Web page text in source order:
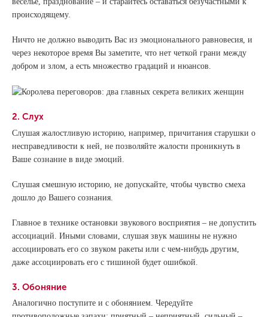
происходящему.
Ничто не должно выводить Вас из эмоционального равновесия, и
через некоторое время Вы заметите, что нет четкой грани между
добром и злом, а есть множество градаций и нюансов.
2. Слух
Слушая жалостливую историю, например, причитания старушки о
несправедливости к ней, не позволяйте жалости проникнуть в
Ваше сознание в виде эмоций.
Слушая смешную историю, не допускайте, чтобы чувство смеха
дошло до Вашего сознания.
Главное в технике остановки звукового восприятия – не допустить
ассоциаций. Иными словами, слушая звук машины не нужно
ассоциировать его со звуком ракеты или с чем-нибудь другим,
даже ассоциировать его с тишиной будет ошибкой.
3. Обоняние
Аналогично поступите и с обонянием. Чередуйте